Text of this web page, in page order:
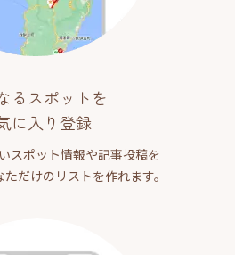
るスポットを
に入り登録
スポット情報や記事投稿を
だけのリストを作れます。